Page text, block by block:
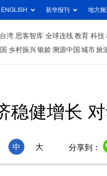
ENGLISH 新华报刊 地方频
台湾 思客智库 全球连线 教育 科技
乡村振兴银龄溯源中国 城市旅
稳健增长
中 大 分享到：